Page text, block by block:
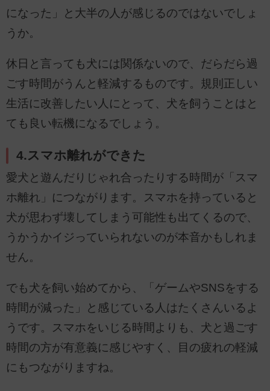
になった」と大半の人が感じるのではないでしょ
うか。
休日と言っても犬には関係ないので、だらだら過
ごす時間がうんと軽減するものです。規則正しい
生活に改善したい人にとって、犬を飼うことはと
ても良い転機になるでしょう。
4.スマホ離れができた
愛犬と遊んだりじゃれ合ったりする時間が「スマ
ホ離れ」につながります。スマホを持っていると
犬が思わず壊してしまう可能性も出てくるので、
うかうかイジっていられないのが本音かもしれま
せん。
でも犬を飼い始めてから、「ゲームやSNSをする
時間が減った」と感じている人はたくさんいるよ
うです。スマホをいじる時間よりも、犬と過ごす
時間の方が有意義に感じやすく、目の疲れの軽減
にもつながりますね。